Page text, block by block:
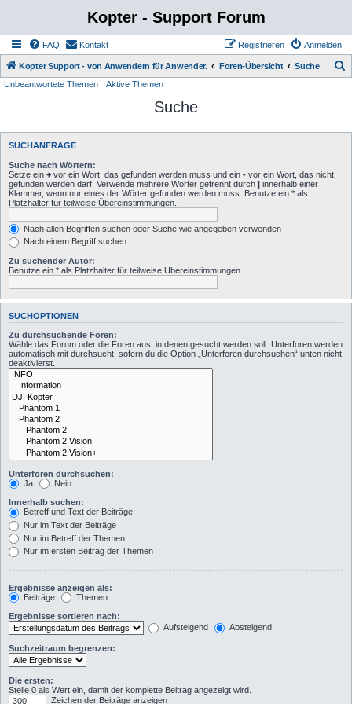
Kopter - Support Forum
FAQ Kontakt Anmelden
Registrieren
Kopter Support - von Anwendern für Anwender. Foren-Übersicht Suche
Unbeantwortete Themen Aktive Themen
Suche
SUCHANFRAGE
Suche nach Wörtern:
Setze ein + vor ein Wort, das gefunden werden muss und ein - vor ein Wort, das nicht
gefunden werden darf. Verwende mehrere Wörter getrennt durch | innerhalb einer
Klammer, wenn nur eines der Wörter gefunden werden muss. Benutze ein * als
Platzhalter für teilweise Übereinstimmungen.
Nach allen Begriffen suchen oder Suche wie angegeben verwenden
Nach einem Begriff suchen
Zu suchender Autor:
Benutze ein * als Platzhalter für teilweise Übereinstimmungen.
SUCHOPTIONEN
Zu durchsuchende Foren:
Wähle das Forum oder die Foren aus, in denen gesucht werden soll. Unterforen werden
automatisch mit durchsucht, sofern du die Option „Unterforen durchsuchen“ unten nicht
deaktivierst.
Unterforen durchsuchen:
Ja
Nein
Innerhalb suchen:
Betreff und Text der Beiträge
Nur im Text der Beiträge
Nur im Betreff der Themen
Nur im ersten Beitrag der Themen
Ergebnisse anzeigen als:
Beiträge
Themen
Ergebnisse sortieren nach:
Aufsteigend
Absteigend
Suchzeitraum begrenzen:
Die ersten:
Stelle 0 als Wert ein, damit der komplette Beitrag angezeigt wird.
Zeichen der Beiträge anzeigen